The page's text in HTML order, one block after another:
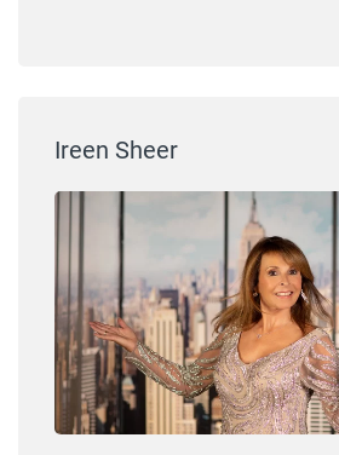
Ireen Sheer